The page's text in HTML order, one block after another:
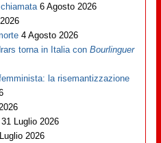
6 Agosto 2026
4 Agosto 2026
torna in Italia conBourlinguer
la risemantizzazione
31 Luglio 2026
2026